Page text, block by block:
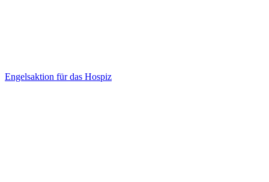
Engelsaktion für das Hospiz